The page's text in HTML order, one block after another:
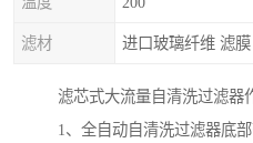
滤材 进口玻璃纤维 滤膜
滤芯式大流量自清洗过滤器
1、全自动自清洗过滤器底